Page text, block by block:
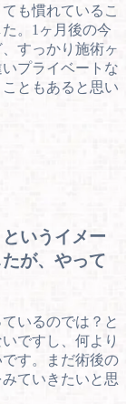
も慣れているこ
。1ヶ月後の今
すっかり施術ヶ
プライベートな
ともあると思い
いうイメー
が、やって
いるのでは？と
ですし、何より
す。まだ術後の
ていきたいと思